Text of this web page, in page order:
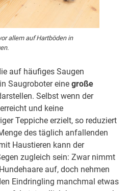
allem auf Hartböden in
auf häufiges Saugen
Saugroboter eine große
Selbst wenn der
und keine
Teppiche erzielt, so reduziert
des täglich anfallenden
Haustieren kann der
zugleich sein: Zwar nimmt
auf, doch nehmen
Eindringling manchmal etwas